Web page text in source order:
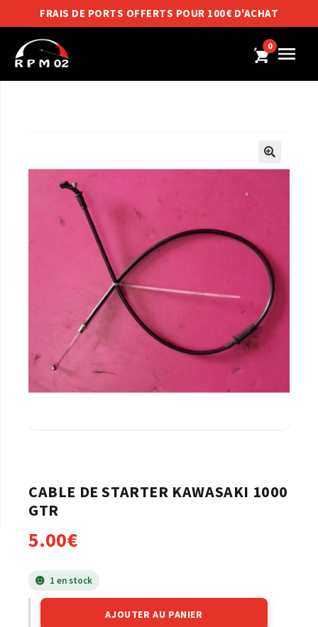
FRAIS DE PORTS OFFERTS POUR 100€ D'ACHAT
0
CABLE DE STARTER KAWASAKI 1000
GTR
5.00€
1 en stock
AJOUTER AU PANIER